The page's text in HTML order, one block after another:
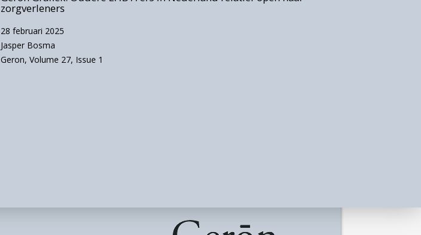
zorgverleners
28 februari 2025
Jasper Bosma
Geron, Volume 27, Issue 1